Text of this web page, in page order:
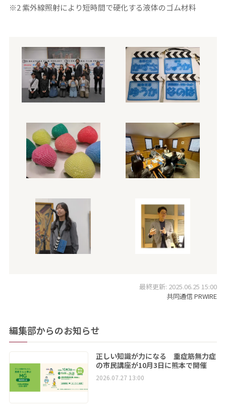
※2 紫外線照射により短時間で硬化する液体のゴム材料
最終更新: 2025.06.25 15:00
共同通信 PRWIRE
編集部からのお知らせ
正しい知識が力になる 重症筋無力症
の市民講座が10月3日に熊本で開催
2026.07.27 13:00